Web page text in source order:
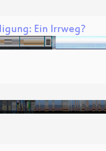
Ein Irrweg?